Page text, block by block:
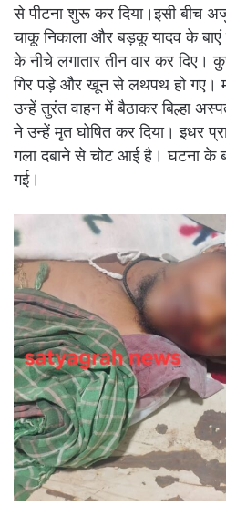
से पीटना शुरू कर दिया।इसी बीच
चाकू निकाला और बड़कू यादव के
के नीचे लगातार तीन वार कर
गिर पड़े और खून से लथपथ हो गए।
उन्हें तुरंत वाहन में बैठाकर बिल्हा
ने उन्हें मृत घोषित कर दिया। इधर
गला दबाने से चोट आई है। घटना के
गई।